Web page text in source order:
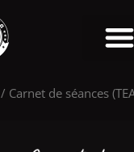
/ Carnet de séances